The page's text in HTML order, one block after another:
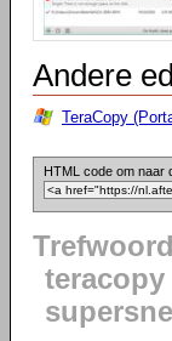
Andere
TeraCopy
HTML code om naar
teracopy